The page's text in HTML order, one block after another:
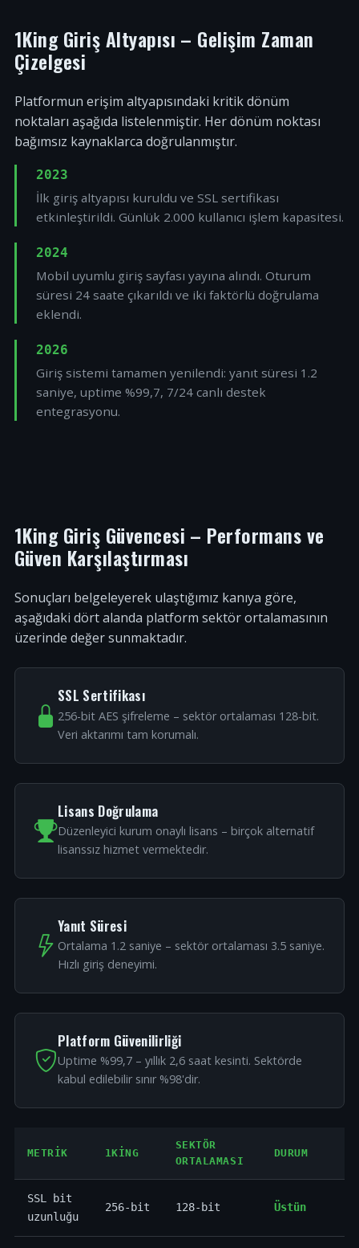
1King Giriş Altyapısı – Gelişim Zaman
Çizelgesi
Platformun erişim altyapısındaki kritik dönüm
noktaları aşağıda listelenmiştir. Her dönüm noktası
bağımsız kaynaklarca doğrulanmıştır.
2023
İlk giriş altyapısı kuruldu ve SSL sertifikası
etkinleştirildi. Günlük 2.000 kullanıcı işlem kapasitesi.
2024
Mobil uyumlu giriş sayfası yayına alındı. Oturum
süresi 24 saate çıkarıldı ve iki faktörlü doğrulama
eklendi.
2026
Giriş sistemi tamamen yenilendi: yanıt süresi 1.2
saniye, uptime %99,7, 7/24 canlı destek
entegrasyonu.
1King Giriş Güvencesi – Performans ve
Güven Karşılaştırması
Sonuçları belgeleyerek ulaştığımız kanıya göre,
aşağıdaki dört alanda platform sektör ortalamasının
üzerinde değer sunmaktadır.
SSL Sertifikası
256-bit AES şifreleme – sektör ortalaması 128-bit.
Veri aktarımı tam korumalı.
Lisans Doğrulama
Düzenleyici kurum onaylı lisans – birçok alternatif
lisanssız hizmet vermektedir.
Yanıt Süresi
Ortalama 1.2 saniye – sektör ortalaması 3.5 saniye.
Hızlı giriş deneyimi.
Platform Güvenilirliği
Uptime %99,7 – yıllık 2,6 saat kesinti. Sektörde
kabul edilebilir sınır %98'dir.
METRIK 1KING
SEKTÖR
ORTALAMASI
DURUM
SSL bit
uzunluğu
256-bit 128-bit Üstün